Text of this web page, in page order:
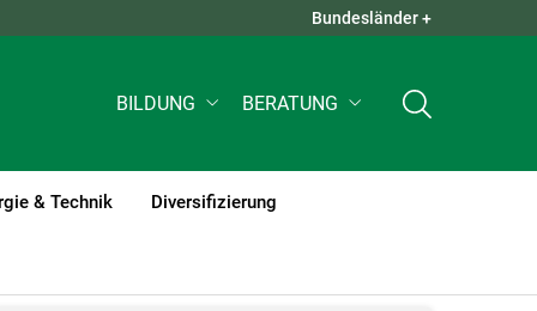
QUICK LINKS +
Bundesländer +
BILDUNG BERATUNG
& Technik Diversifizierung